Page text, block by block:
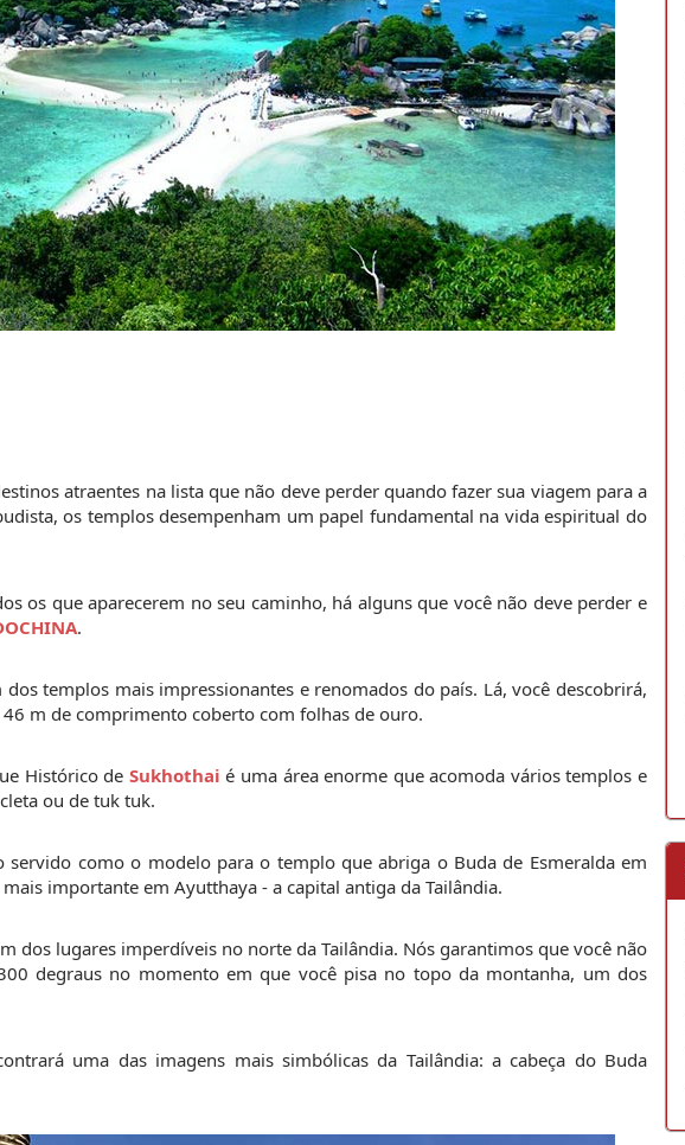
atraentes na lista que não deve perder quando fazer sua viagem para a
os templos desempenham um papel fundamental na vida espiritual do
os que aparecerem no seu caminho, há alguns que você não deve perder e
.
dos templos mais impressionantes e renomados do país. Lá, você descobrirá,
m de comprimento coberto com folhas de ouro.
Histórico de Sukhothai é uma área enorme que acomoda vários templos e
ou de tuk tuk.
servido como o modelo para o templo que abriga o Buda de Esmeralda em
importante em Ayutthaya - a capital antiga da Tailândia.
dos lugares imperdíveis no norte da Tailândia. Nós garantimos que você não
degraus no momento em que você pisa no topo da montanha, um dos
uma das imagens mais simbólicas da Tailândia: a cabeça do Buda